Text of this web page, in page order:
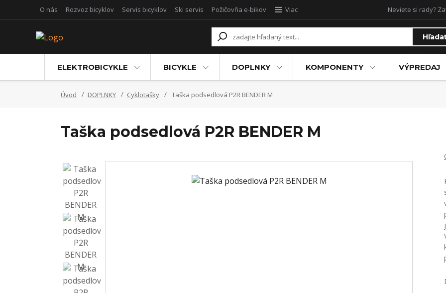
O nás Rozvoz bicyklov Servis bicyklov Ski servis Požičovňa e-bikov Viac Neviete si rady?
ELEKTROBICYKLE BICYKLE DOPLNKY KOMPONENTY VÝPREDAJ
Úvod DOPLNKY Cyklotašky Taška podsedlová P2R BENDER M
Taška podsedlová P2R BENDER M